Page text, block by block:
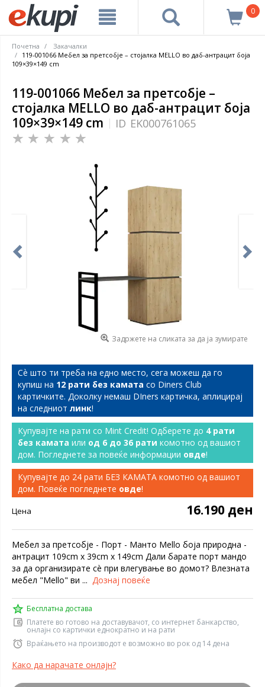
0
Почетна
Закачалки
119-001066 Мебел за претсобје – стојалка MELLO во даб-антрацит боја
109×39×149 cm
119-001066 Мебел за претсобје –
стојалка MELLO во даб-антрацит боја
109×39×149 cm
ID EK000761065
Задржете на сликата за да ја зумирате
Сѐ што ти треба на едно место, сега можеш да го
купиш на 12 рати без камата со Diners Club
картичките. Доколку немаш DIners картичка, аплицирај
на следниот линк!
Купувајте на рати со Mint Credit! Одберете до 4 рати
без камата или од 6 до 36 рати комотно од вашиот
дом. Погледнете за повеќе информации овде!
Купувајте до 24 рати БЕЗ КАМАТА комотно од вашиот
дом. Повеќе погледнете овде!
Цена 16.190 ден
Мебел за претсобје - Порт - Мантo Mello боја природна -
антрацит 109cm x 39cm x 149cm Дали барате порт мандо
за да организирате сè при влегување во домот? Влезната
мебел "Mello" ви ... Дознај повеќе
Бесплатна достава
Платете во готово на доставувачот, со интернет банкарство,
онлајн со картички еднократно и на рати
Враќањето на производот е возможно во рок од 14 дена
Како да нарачате онлајн?